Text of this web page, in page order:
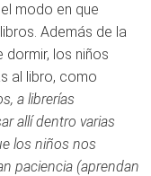
modo en que
Además de la
dormir, los niños
al libro, como
a librerías
allí dentro varias
los niños nos
paciencia (aprendan